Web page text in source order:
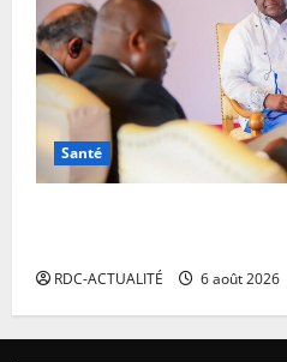
Santé
RDC-ACTUALITÉ 6 août 2026